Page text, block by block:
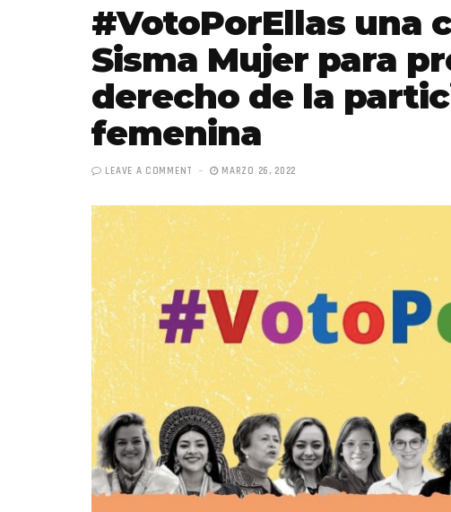
#VotoPorEllas una
Sisma Mujer para
derecho de la
femenina
LEAVE A COMMENT MARZO 26, 2022
sencillo